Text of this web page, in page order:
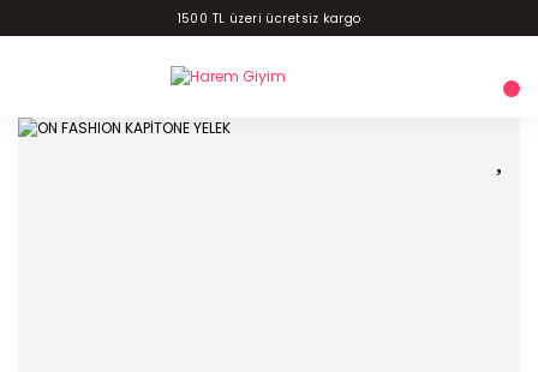
1500 TL üzeri ücretsiz kargo